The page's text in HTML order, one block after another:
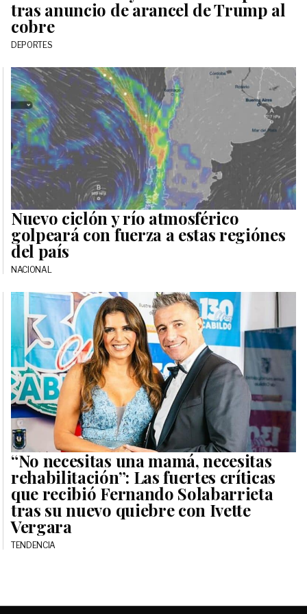
tras anuncio de arancel de Trump al
cobre
DEPORTES
Nuevo ciclón y río atmosférico
golpeará con fuerza a estas regiónes
del país
NACIONAL
“No necesitas una mamá, necesitas
rehabilitación”: Las fuertes críticas
que recibió Fernando Solabarrieta
tras su nuevo quiebre con Ivette
Vergara
TENDENCIA